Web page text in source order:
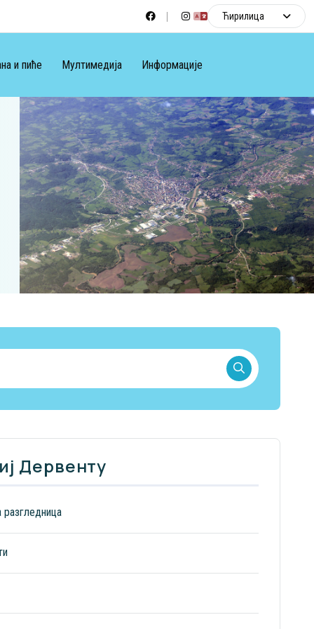
Ћирилица
и пиће Мултимедија Информације
Дервенту
разгледница